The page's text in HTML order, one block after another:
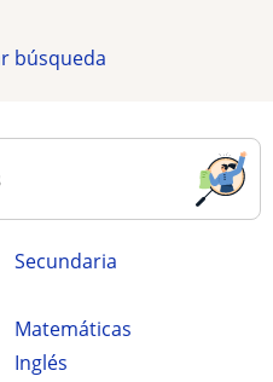
búsqueda
secundaria
Matemáticas
Inglés